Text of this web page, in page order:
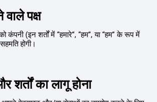
पक्ष
कंपनी (इन शर्तों में “हमारे”, “हम”, या “हम” के रूप में
होगी।
शर्तों का लागू होना